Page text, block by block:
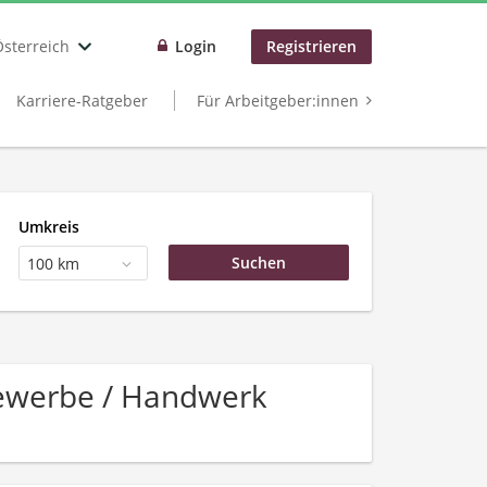
Login Registrieren
Karriere-Ratgeber Für Arbeitgeber:innen
Umkreis
100 km
/ Handwerk